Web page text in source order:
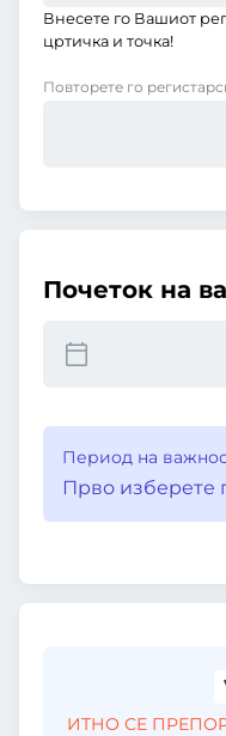
Внесете го Вашиот
цртичка и точка!
Повторете го
Почеток на
Период на
Прво изберете
ИТНО СЕ